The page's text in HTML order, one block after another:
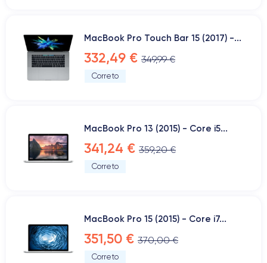
MacBook Pro Touch Bar 15 (2017) -...
332,49 € 349,99 €
Correto
MacBook Pro 13 (2015) - Core i5...
341,24 € 359,20 €
Correto
MacBook Pro 15 (2015) - Core i7...
351,50 € 370,00 €
Correto